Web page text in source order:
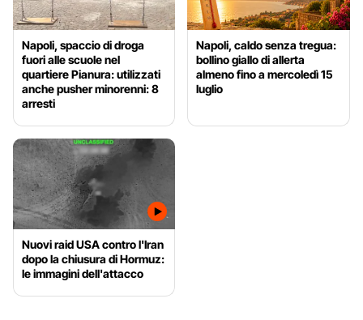
Napoli, spaccio di droga
fuori alle scuole nel
quartiere Pianura: utilizzati
anche pusher minorenni: 8
arresti
Napoli, caldo senza tregua:
bollino giallo di allerta
almeno fino a mercoledì 15
luglio
Nuovi raid USA contro l'Iran
dopo la chiusura di Hormuz:
le immagini dell'attacco